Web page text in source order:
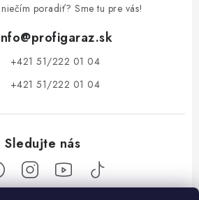
poradiť? Sme tu pre vás!
@profigaraz.sk
+421 51/222 01 04
+421 51/222 01 04